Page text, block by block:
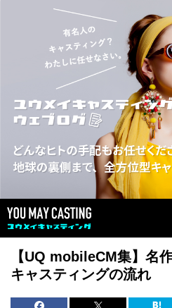
【UQ mobileCM集】名
キャスティングの流れ